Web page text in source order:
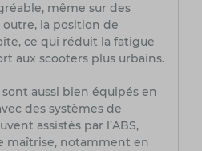
même sur des
la position de
ce qui réduit la fatigue
aux scooters plus urbains.
aussi bien équipés en
des systèmes de
assistés par l’ABS,
maîtrise, notamment en